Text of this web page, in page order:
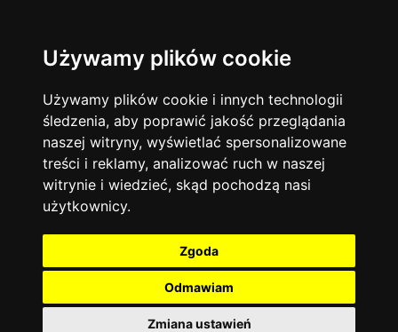
Używamy plików cookie
Używamy plików cookie i innych technologii
śledzenia, aby poprawić jakość przeglądania
naszej witryny, wyświetlać spersonalizowane
treści i reklamy, analizować ruch w naszej
witrynie i wiedzieć, skąd pochodzą nasi
użytkownicy.
Zgoda
Odmawiam
Zmiana ustawień
Język angielski 13742
Matematyka 12927
Chemia 4886
Język niemiecki 4307
Język polski 3426
Fizyka
Język francuski
Warszawa
Korepetycje
Online
14833
Kraków 7753
Wrocław
Łódź 3511
Gdańsk 2075